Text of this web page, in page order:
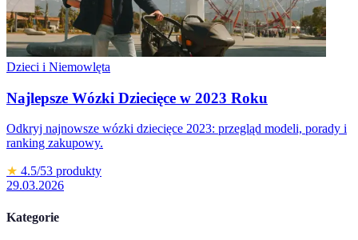
Dzieci i Niemowlęta
Najlepsze Wózki Dziecięce w 2023 Roku
Odkryj najnowsze wózki dziecięce 2023: przegląd modeli, porady i
ranking zakupowy.
★ 4.5/53 produkty
29.03.2026
Kategorie